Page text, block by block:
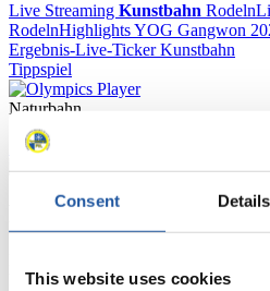
Consent Details
This website uses cookies
Live Streaming Kunstbahn Rodeln
RodelnHighlights YOG Gangwon
Ergebnis-Live-Ticker Kunstbahn
Tippspiel
Naturbahn
Zielgruppen Anzeigen
Für Presse- und
haben Zugriff auf